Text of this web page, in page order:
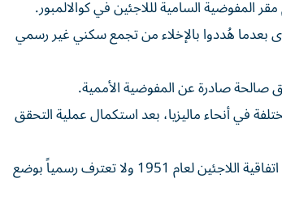
بعدما هُددوا بالإخلاء من تجمع سكني غير رسمي
صالحة صادرة عن المفوضية الأممية.
في أنحاء ماليزيا، بعد استكمال عملية التحقق
وعلى الرغم من إيوائها أحد أكبر تجمعات اللاجئين في جنوب شرق آسيا، لم توقّع ماليزيا اتفاقية اللاجئين لعام 1951 ولا تعترف رسمياً بوضع